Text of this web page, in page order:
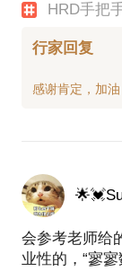
HRD手把
行家回复
会参考老师给
业性的，“寥寥